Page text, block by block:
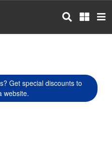
Get special discounts to
website.